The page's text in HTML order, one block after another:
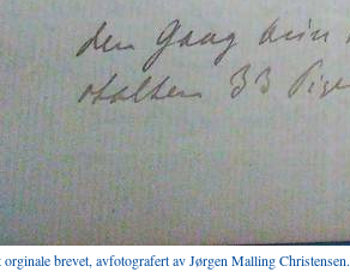
orginale brevet, avfotografert av Jørgen Malling Christensen.